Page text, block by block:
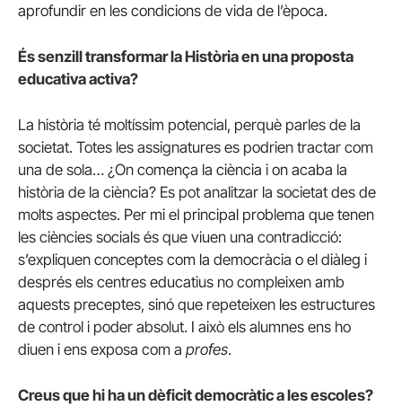
aprofundir en les condicions de vida de l’època.
És senzill transformar la Història en una proposta
educativa activa?
La història té moltíssim potencial, perquè parles de la
societat. Totes les assignatures es podrien tractar com
una de sola… ¿On comença la ciència i on acaba la
història de la ciència? Es pot analitzar la societat des de
molts aspectes. Per mi el principal problema que tenen
les ciències socials és que viuen una contradicció:
s’expliquen conceptes com la democràcia o el diàleg i
després els centres educatius no compleixen amb
aquests preceptes, sinó que repeteixen les estructures
de control i poder absolut. I això els alumnes ens ho
diuen i ens exposa com a profes.
Creus que hi ha un dèficit democràtic a les escoles?